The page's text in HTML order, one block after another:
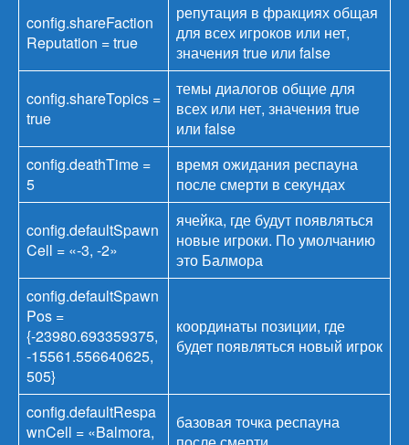
config.shareFaction
Reputation = true
репутация в фракциях общая
для всех игроков или нет,
значения true или false
config.shareTopics =
true
темы диалогов общие для
всех или нет, значения true
или false
config.deathTime =
5
время ожидания респауна
после смерти в секундах
config.defaultSpawn
Cell = «-3, -2»
ячейка, где будут появляться
новые игроки. По умолчанию
это Балмора
config.defaultSpawn
Pos =
{-23980.693359375,
-15561.556640625,
505}
координаты позиции, где
будет появляться новый игрок
config.defaultRespa
wnCell = «Balmora,
базовая точка респауна